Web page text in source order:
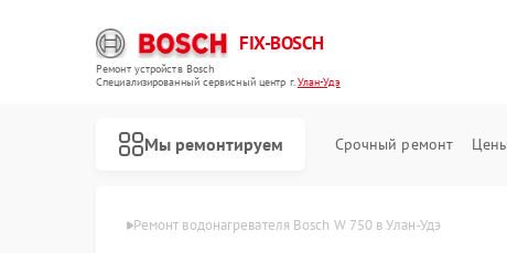
FIX-BOSCH
Ремонт устройств Bosch
Специализированный cервисный центр г.Улан-Удэ
Мы ремонтируем Срочный ремонт
Ремонт водонагревателя Bosch W 750 в Улан-Удэ